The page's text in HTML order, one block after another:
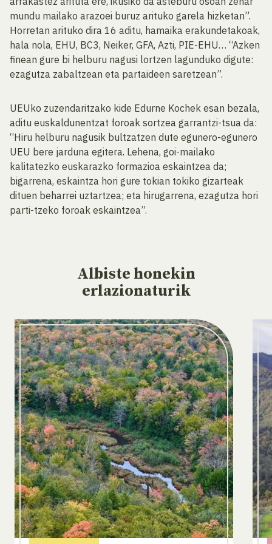
mundu mailako arazoei buruz arituko garela hizketan”.
Horretan arituko dira 16 aditu, hamaika erakundetakoak,
hala nola, EHU, BC3, Neiker, GFA, Azti, PIE-EHU… “Azken
finean gure bi helburu nagusi lortzen lagunduko digute:
ezagutza zabaltzean eta partaideen saretzean”.
UEUko zuzendaritzako kide Edurne Kochek esan bezala,
aditu euskaldunentzat foroak sortzea garrantzi-tsua da:
“Hiru helburu nagusik bultzatzen dute egunero-egunero
UEU bere jarduna egitera. Lehena, goi-mailako
kalitatezko euskarazko formazioa eskaintzea da;
bigarrena, eskaintza hori gure tokian tokiko gizarteak
dituen beharrei uztartzea; eta hirugarrena, ezagutza hori
parti-tzeko foroak eskaintzea”.
Albiste honekin
erlazionaturik